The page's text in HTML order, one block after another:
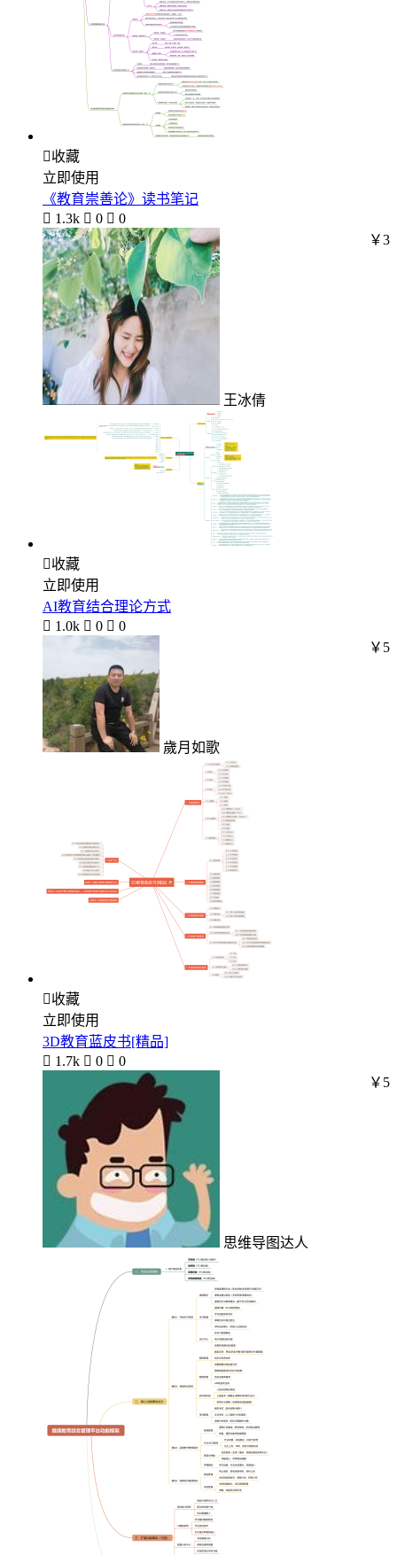
收藏
立即使用
《教育崇善论》读书笔记
 1.3k  0  0
王冰倩
￥3
收藏
立即使用
AI教育结合理论方式
 1.0k  0  0
歲月如歌
￥5
收藏
立即使用
3D教育蓝皮书[精品]
 1.7k  0  0
思维导图达人
￥5